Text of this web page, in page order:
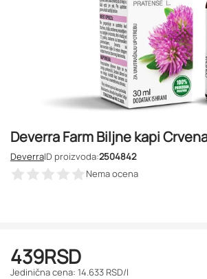
Deverra Farm Biljne kapi
DeverraID proizvoda:2504842
Nema ocena
439RSD
Jedinična cena: 14.633 RSD/l